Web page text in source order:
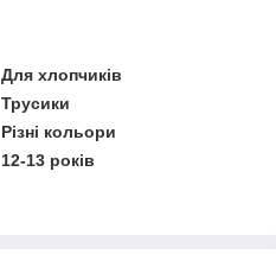
Для хлопчиків
Трусики
Різні кольори
12-13 років